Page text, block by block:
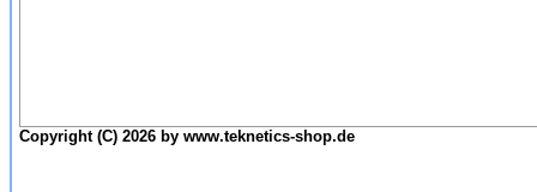
Copyright (C) 2026 by www.teknetics-shop.de